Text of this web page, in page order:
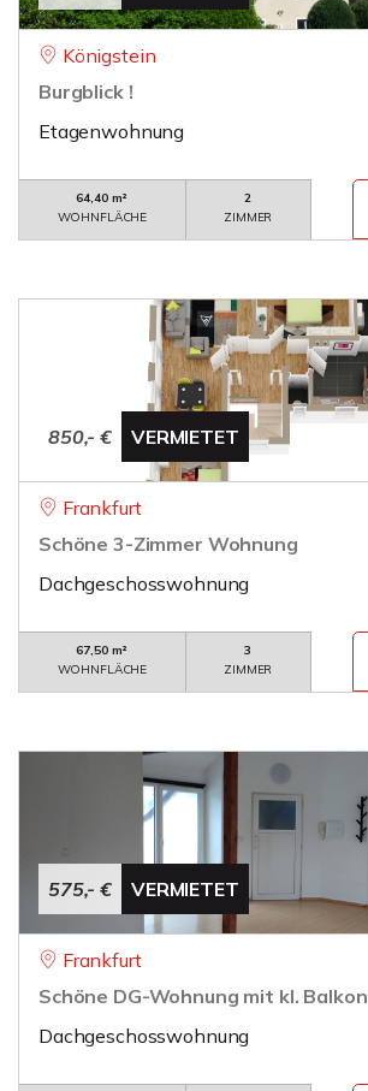
Königstein
Burgblick !
Etagenwohnung
64,40 m²
WOHNFLÄCHE
2
ZIMMER
850,- € VERMIETET
Frankfurt
Schöne 3-Zimmer Wohnung
Dachgeschosswohnung
67,50 m²
WOHNFLÄCHE
3
ZIMMER
575,- € VERMIETET
Frankfurt
Schöne DG-Wohnung mit kl. Balkon
Dachgeschosswohnung